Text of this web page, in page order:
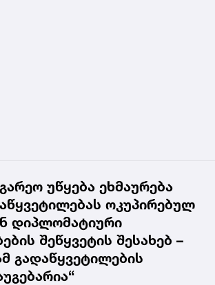
უწყება ეხმაურება
ოკუპირებულ
დიპლომატიური
შეწყვეტის შესახებ –
გადაწყვეტილების